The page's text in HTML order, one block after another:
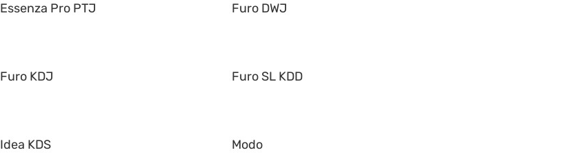
Essenza Pro PTJ Furo DWJ
Furo KDJ Furo SL KDD
Idea KDS Modo